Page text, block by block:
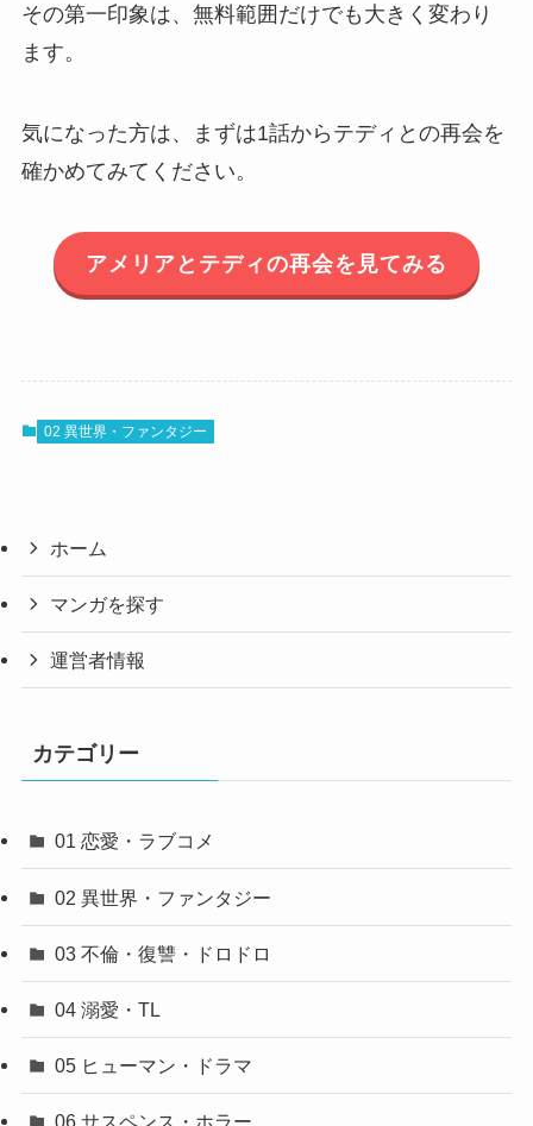
その第一印象は、無料範囲だけでも大きく変わり
ます。
気になった方は、まずは1話からテディとの再会を
確かめてみてください。
アメリアとテディの再会を見てみる
02 異世界・ファンタジー
ホーム
マンガを探す
運営者情報
カテゴリー
01 恋愛・ラブコメ
02 異世界・ファンタジー
03 不倫・復讐・ドロドロ
04 溺愛・TL
05 ヒューマン・ドラマ
06 サスペンス・ホラー